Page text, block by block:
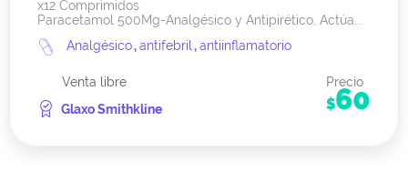
x12 Comprimidos
Paracetamol 500Mg-Analgésico y Antipirético, Actúa...
Analgésico,antifebril,antiinflamatorio
Venta libre
Glaxo Smithkline
Precio
$60